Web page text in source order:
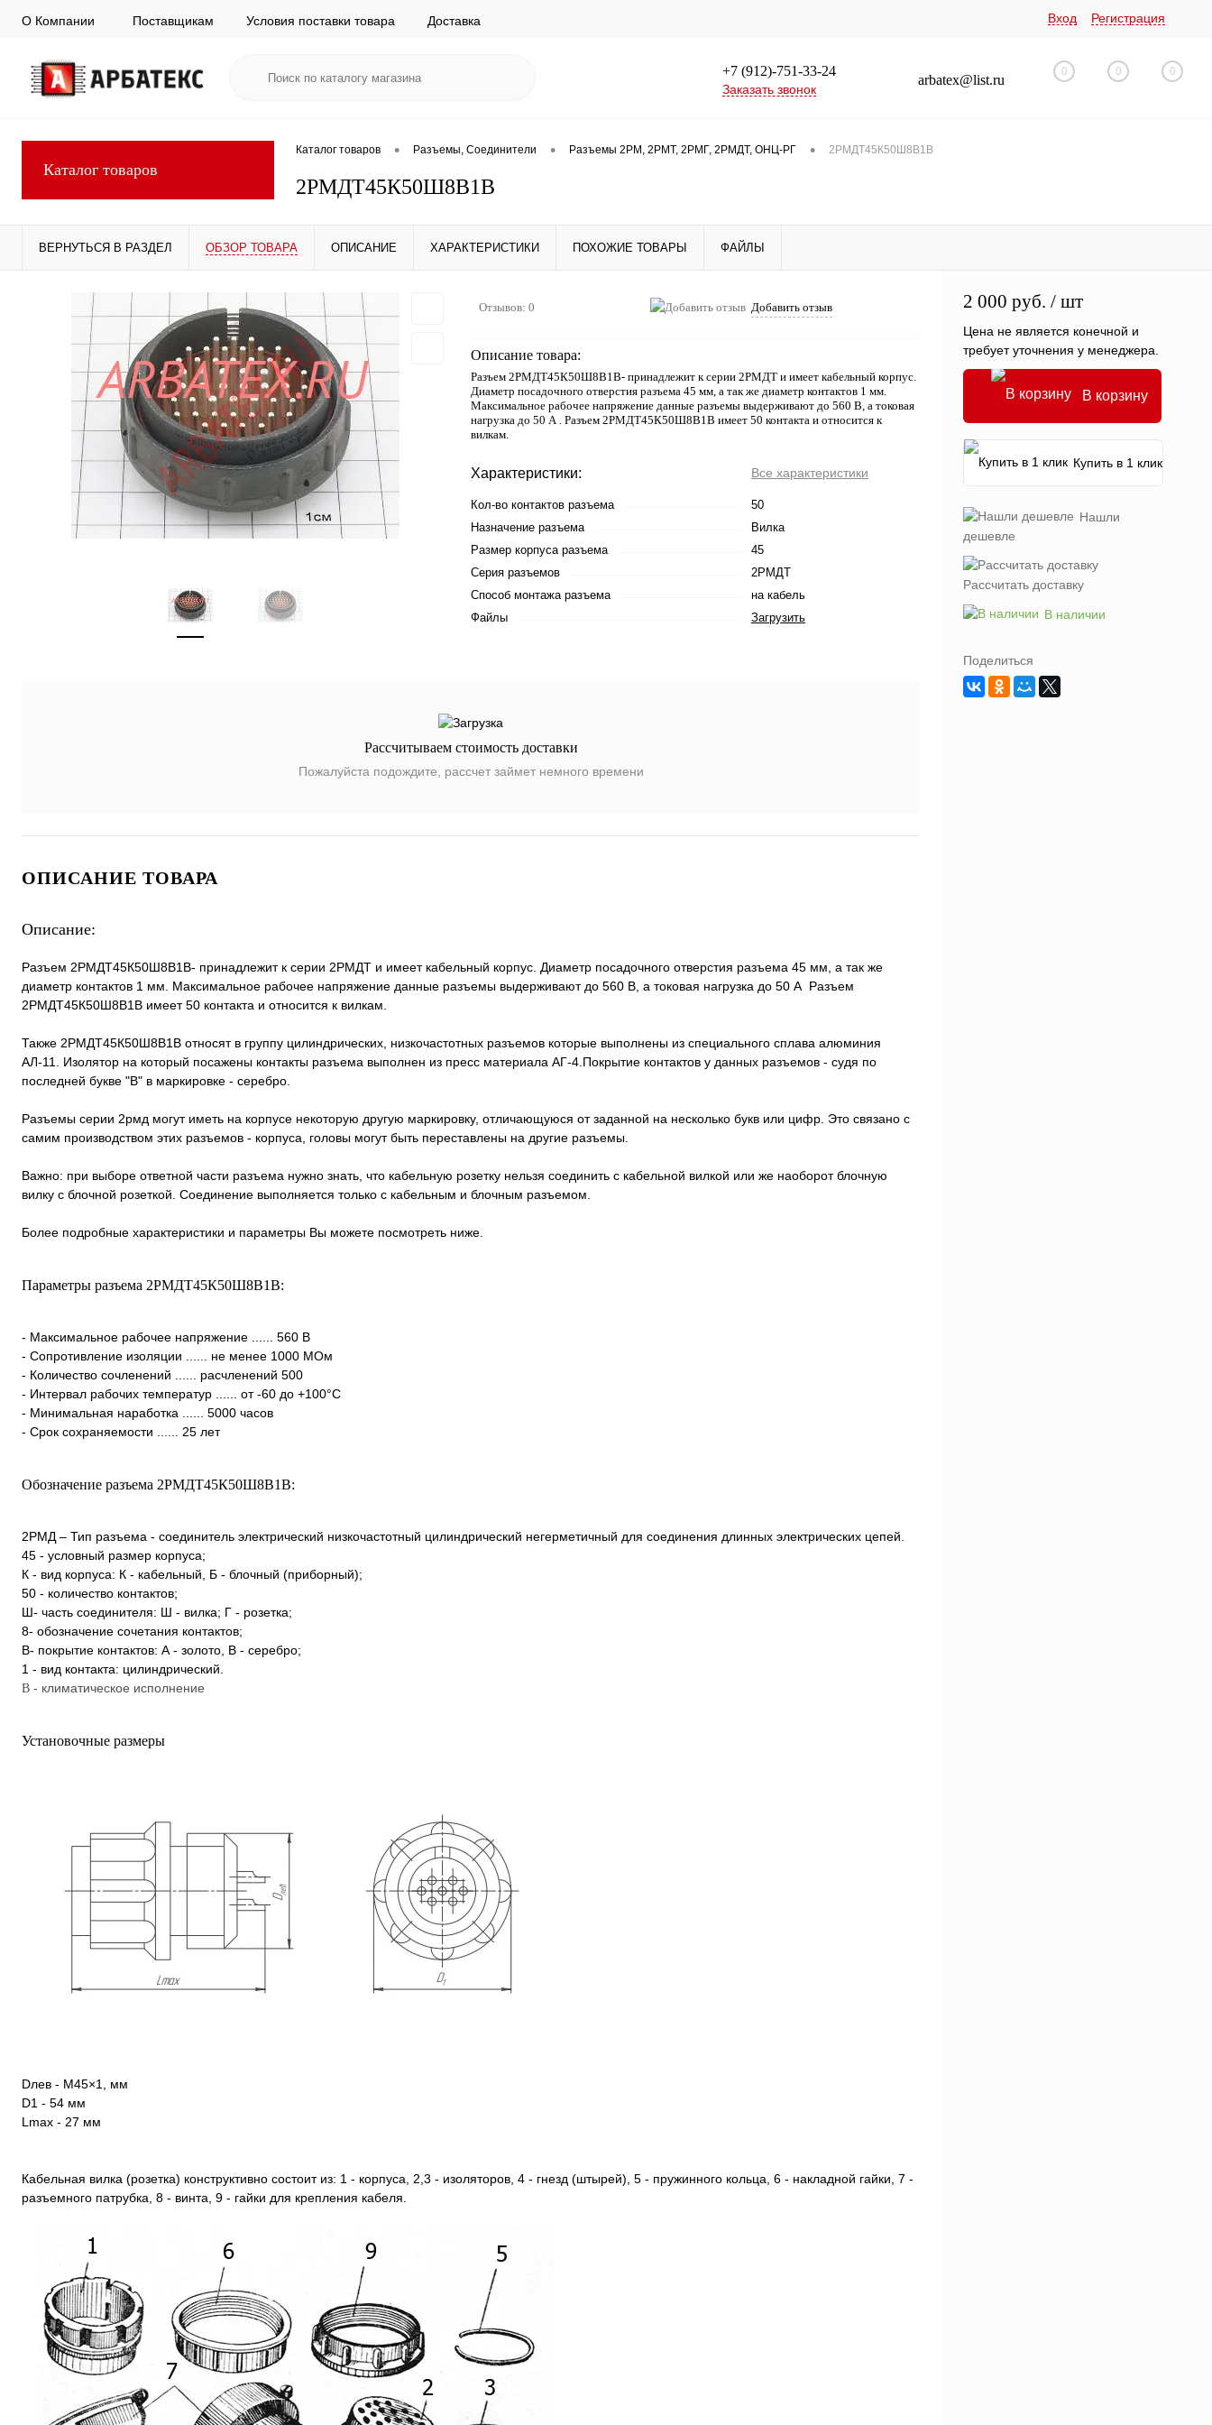
О Компании Поставщикам Условия поставки товара Доставка Вход Регистрация
+7 (912)-751-33-24
Заказать звонок
arbatex@list.ru
0 0 0
Каталог товаров
Каталог товаров • Разъемы, Соединители • Разъемы 2РМ, 2РМТ, 2РМГ, 2РМДТ, ОНЦ-РГ • 2РМДТ45К50Ш8В1В
2РМДТ45К50Ш8В1В
ВЕРНУТЬСЯ В РАЗДЕЛ ОБЗОР ТОВАРА ОПИСАНИЕ ХАРАКТЕРИСТИКИ ПОХОЖИЕ ТОВАРЫ ФАЙЛЫ
Отзывов: 0 Добавить отзыв
Описание товара:
Разъем 2РМДТ45К50Ш8В1В- принадлежит к серии 2РМДТ и имеет кабельный корпус.
Диаметр посадочного отверстия разъема 45 мм, а так же диаметр контактов 1 мм.
Максимальное рабочее напряжение данные разъемы выдерживают до 560 В, а токовая
нагрузка до 50 А . Разъем 2РМДТ45К50Ш8В1В имеет 50 контакта и относится к
вилкам.
Характеристики: Все характеристики
Кол-во контактов разъема
50
Назначение разъема
Вилка
Размер корпуса разъема
45
Серия разъемов
2РМДТ
Способ монтажа разъема
на кабель
Файлы
Загрузить
Рассчитываем стоимость доставки
Пожалуйста подождите, рассчет займет немного времени
ОПИСАНИЕ ТОВАРА
Описание:
Разъем 2РМДТ45К50Ш8В1В- принадлежит к серии 2РМДТ и имеет кабельный корпус. Диаметр посадочного отверстия разъема 45 мм, а так же
диаметр контактов 1 мм. Максимальное рабочее напряжение данные разъемы выдерживают до 560 В, а токовая нагрузка до 50 А Разъем
2РМДТ45К50Ш8В1В имеет 50 контакта и относится к вилкам.
Также 2РМДТ45К50Ш8В1В относят в группу цилиндрических, низкочастотных разъемов которые выполнены из специального сплава алюминия
АЛ-11. Изолятор на который посажены контакты разъема выполнен из пресс материала АГ-4.Покрытие контактов у данных разъемов - судя по
последней букве "В" в маркировке - серебро.
Разъемы серии 2рмд могут иметь на корпусе некоторую другую маркировку, отличающуюся от заданной на несколько букв или цифр. Это связано с
самим производством этих разъемов - корпуса, головы могут быть переставлены на другие разъемы.
Важно: при выборе ответной части разъема нужно знать, что кабельную розетку нельзя соединить с кабельной вилкой или же наоборот блочную
вилку с блочной розеткой. Соединение выполняется только с кабельным и блочным разъемом.
Более подробные характеристики и параметры Вы можете посмотреть ниже.
Параметры разъема 2РМДТ45К50Ш8В1В:
- Максимальное рабочее напряжение ...... 560 В
- Сопротивление изоляции ...... не менее 1000 МОм
- Количество сочленений ...... расчленений 500
- Интервал рабочих температур ...... от -60 до +100°С
- Минимальная наработка ...... 5000 часов
- Срок сохраняемости ...... 25 лет
Обозначение разъема 2РМДТ45К50Ш8В1В:
2РМД – Тип разъема - соединитель электрический низкочастотный цилиндрический негерметичный для соединения длинных электрических цепей.
45 - условный размер корпуса;
К - вид корпуса: К - кабельный, Б - блочный (приборный);
50 - количество контактов;
Ш- часть соединителя: Ш - вилка; Г - розетка;
8- обозначение сочетания контактов;
В- покрытие контактов: А - золото, В - серебро;
1 - вид контакта: цилиндрический.
В - климатическое исполнение
Установочные размеры
Dлев - М45×1, мм
D1 - 54 мм
Lmax - 27 мм
Кабельная вилка (розетка) конструктивно состоит из: 1 - корпуса, 2,3 - изоляторов, 4 - гнезд (штырей), 5 - пружинного кольца, 6 - накладной гайки, 7 -
разъемного патрубка, 8 - винта, 9 - гайки для крепления кабеля.
2 000 руб. / шт
Цена не является конечной и
требует уточнения у менеджера.
В корзину
Купить в 1 клик
Нашли
дешевле
Рассчитать доставку
В наличии
Поделиться